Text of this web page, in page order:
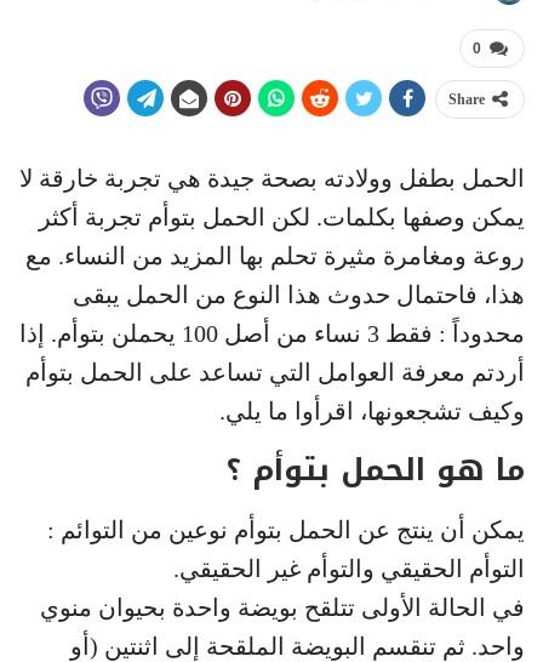
0
Share
الحمل بطفل وولادته بصحة جيدة هي تجربة خارقة لا
يمكن وصفها بكلمات. لكن الحمل بتوأم تجربة أكثر
روعة ومغامرة مثيرة تحلم بها المزيد من النساء. مع
هذا، فاحتمال حدوث هذا النوع من الحمل يبقى
محدوداً : فقط 3 نساء من أصل 100 يحملن بتوأم. إذا
أردتم معرفة العوامل التي تساعد على الحمل بتوأم
وكيف تشجعونها، اقرأوا ما يلي.
ما هو الحمل بتوأم ؟
يمكن أن ينتج عن الحمل بتوأم نوعين من التوائم :
التوأم الحقيقي والتوأم غير الحقيقي.
في الحالة الأولى تتلقح بويضة واحدة بحيوان منوي
واحد. ثم تنقسم البويضة الملقحة إلى اثنتين (أو